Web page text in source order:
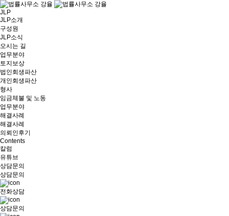
JLP
JLP소개
구성원
JLP소식
오시는 길
업무분야
토지보상
법인회생파산
개인회생파산
형사
임금체불 및 노동
업무분야
해결사례
해결사례
의뢰인후기
Contents
칼럼
유튜브
상담문의
상담문의
전화상담
상담문의